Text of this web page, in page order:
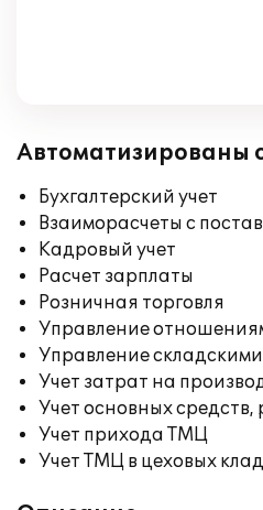
Автоматизированы
Бухгалтерский учет
Взаиморасчеты с
Кадровый учет
Расчет зарплаты
Розничная торговля
Управление
Управление
Учет затрат на
Учет основных
Учет прихода ТМЦ
Учет ТМЦ в цеховых